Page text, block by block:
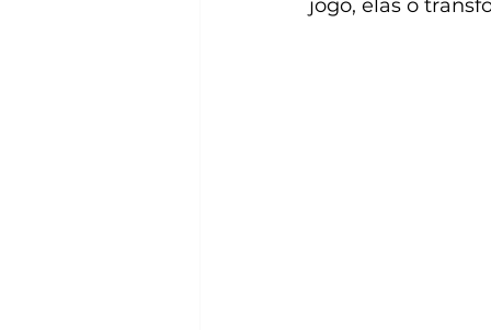
jogo, elas o